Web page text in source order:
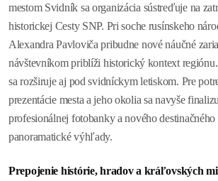
mestom Svidník sa organizácia sústreďuje na
historickej Cesty SNP. Pri soche rusínskeho
Alexandra Pavloviča pribudne nové náučné
návštevníkom priblíži historický kontext
sa rozširuje aj pod svidníckym letiskom. Pre
prezentácie mesta a jeho okolia sa navyše
profesionálnej fotobanky a nového destinačného
panoramatické výhľady.
Prepojenie histórie, hradov a kráľovských